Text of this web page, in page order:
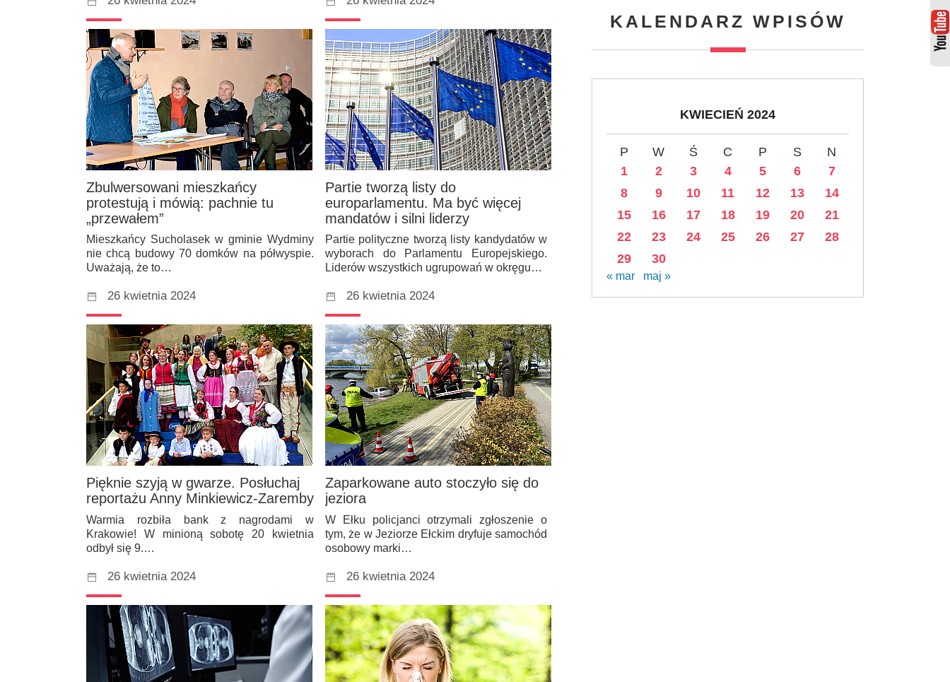
Zbulwersowani mieszkańcy
protestują i mówią: pachnie tu
„przewałem”
Mieszkańcy Sucholasek w gminie Wydminy
nie chcą budowy 70 domków na półwyspie.
Uważają, że to…
Partie tworzą listy do
europarlamentu. Ma być więcej
mandatów i silni liderzy
Partie polityczne tworzą listy kandydatów w
wyborach do Parlamentu Europejskiego.
Liderów wszystkich ugrupowań w okręgu…
26 kwietnia 2024
Pięknie szyją w gwarze. Posłuchaj
reportażu Anny Minkiewicz-Zaremby
Warmia rozbiła bank z nagrodami w
Krakowie! W minioną sobotę 20 kwietnia
odbył się 9.…
26 kwietnia 2024
Zaparkowane auto stoczyło się do
jeziora
W Ełku policjanci otrzymali zgłoszenie o
tym, że w Jeziorze Ełckim dryfuje samochód
osobowy marki…
26 kwietnia 2024 26 kwietnia 2024
KALENDARZ WPISÓW
KWIECIEŃ 2024
P W Ś C P S
N
1
2 3 4 5 6
7
8
9 10 11 12 13
14
15
16 17 18 19 20
21
22
23 24 25 26 27
28
29
30
« mar maj »